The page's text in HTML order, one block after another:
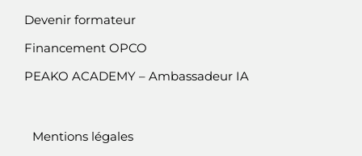
Devenir formateur
Financement OPCO
PEAKO ACADEMY – Ambassadeur IA
Mentions légales